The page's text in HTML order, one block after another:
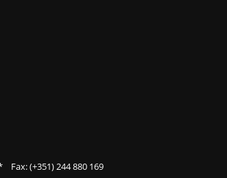
Fax: (+351) 244 880 169